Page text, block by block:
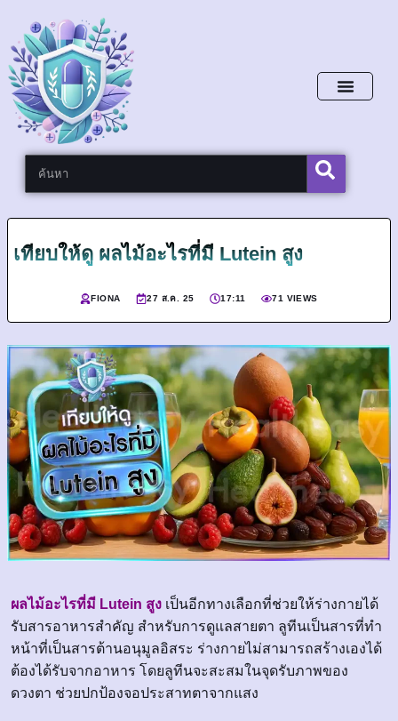
เทียบให้ดู ผลไม้อะไรที่มี Lutein สูง
FIONA 27 ส.ค. 25 17:11 71 VIEWS
ผลไม้อะไรที่มี Lutein สูง เป็นอีกทางเลือกที่ช่วยให้ร่างกายได้
รับสารอาหารสำคัญ สำหรับการดูแลสายตา ลูทีนเป็นสารที่ทำ
หน้าที่เป็นสารต้านอนุมูลอิสระ ร่างกายไม่สามารถสร้างเองได้
ต้องได้รับจากอาหาร โดยลูทีนจะสะสมในจุดรับภาพของ
ดวงตา ช่วยปกป้องจอประสาทตาจากแสง